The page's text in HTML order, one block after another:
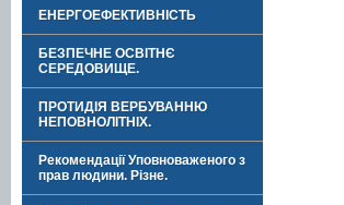
ЕНЕРГОЕФЕКТИВНІСТЬ
БЕЗПЕЧНЕ ОСВІТНЄ
СЕРЕДОВИЩЕ.
ПРОТИДІЯ ВЕРБУВАННЮ
НЕПОВНОЛІТНІХ.
Рекомендації Уповноваженого з
прав людини. Різне.